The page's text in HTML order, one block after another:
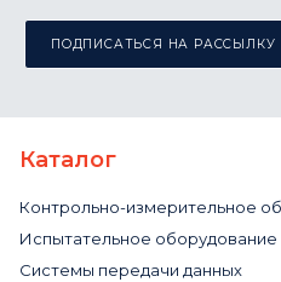
ПОДПИСАТЬСЯ НА РАССЫЛКУ
Каталог
Контрольно-измерительное
Испытательное оборудование
Системы передачи данных